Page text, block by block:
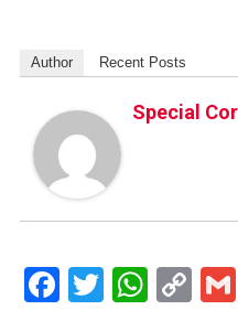
Author Recent Posts
Special
Facebook
Twitter